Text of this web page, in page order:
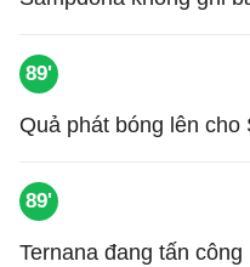
89'
Quả phát bóng lên cho
89'
Ternana đang tấn